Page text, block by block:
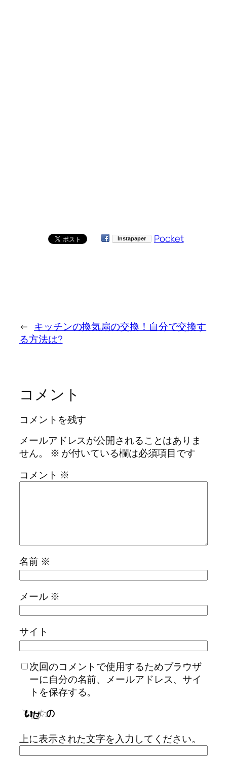
Pocket
← キッチンの換気扇の交換！自分で交換す
る方法は?
コメント
コメントを残す
メールアドレスが公開されることはありま
せん。
※ が付いている欄は必須項目です
コメント ※
名前 ※
メール ※
サイト
次回のコメントで使用するためブラウザ
ーに自分の名前、メールアドレス、サイ
トを保存する。
上に表示された文字を入力してください。